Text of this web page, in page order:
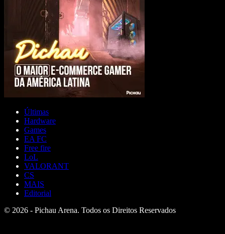
Últimas
Hardware
Games
EA FC
Free fire
LoL
VALORANT
CS
MAIS
Editorial
© 2026 - Pichau Arena. Todos os Direitos Reservados